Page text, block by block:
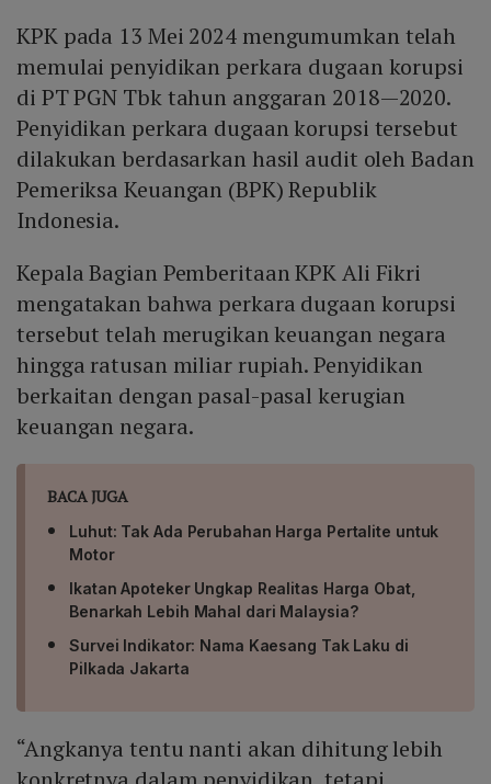
KPK pada 13 Mei 2024 mengumumkan telah
memulai penyidikan perkara dugaan korupsi
di PT PGN Tbk tahun anggaran 2018—2020.
Penyidikan perkara dugaan korupsi tersebut
dilakukan berdasarkan hasil audit oleh Badan
Pemeriksa Keuangan (BPK) Republik
Indonesia.
Kepala Bagian Pemberitaan KPK Ali Fikri
mengatakan bahwa perkara dugaan korupsi
tersebut telah merugikan keuangan negara
hingga ratusan miliar rupiah. Penyidikan
berkaitan dengan pasal-pasal kerugian
keuangan negara.
BACA JUGA
Luhut: Tak Ada Perubahan Harga Pertalite untuk
Motor
Ikatan Apoteker Ungkap Realitas Harga Obat,
Benarkah Lebih Mahal dari Malaysia?
Survei Indikator: Nama Kaesang Tak Laku di
Pilkada Jakarta
“Angkanya tentu nanti akan dihitung lebih